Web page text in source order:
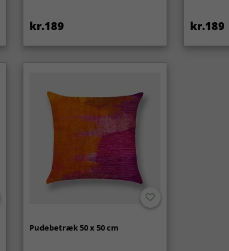
kr.189 kr.189
Pudebetræk 50 x 50 cm